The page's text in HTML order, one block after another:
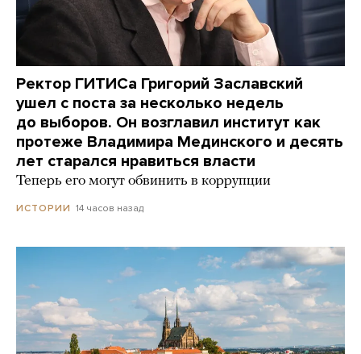
Ректор ГИТИСа Григорий Заславский
ушел с поста за несколько недель
до выборов. Он возглавил институт как
протеже Владимира Мединского и десять
лет старался нравиться власти
Теперь его могут обвинить в коррупции
ИСТОРИИ 14 часов назад